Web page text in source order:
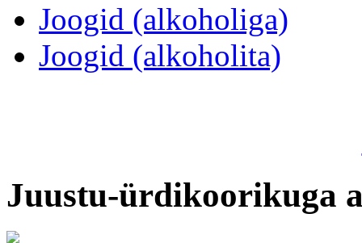
Joogid (alkoholiga)
Joogid (alkoholita)
Juustu-ürdikoorikuga